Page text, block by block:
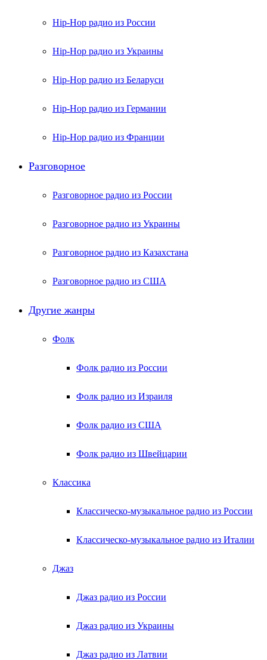
Hip-Hop радио из России
Hip-Hop радио из Украины
Hip-Hop радио из Беларуси
Hip-Hop радио из Германии
Hip-Hop радио из Франции
Разговорное
Разговорное радио из России
Разговорное радио из Украины
Разговорное радио из Казахстана
Разговорное радио из США
Другие жанры
Фолк
Фолк радио из России
Фолк радио из Израиля
Фолк радио из США
Фолк радио из Швейцарии
Классика
Классическо-музыкальное радио из России
Классическо-музыкальное радио из Италии
Джаз
Джаз радио из России
Джаз радио из Украины
Джаз радио из Латвии